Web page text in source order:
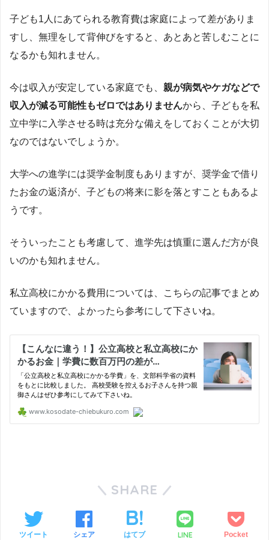
子ども1人にあてられる教育費は家庭によって差がありま
すし、無理をして背伸びをすると、あとあと苦しむことに
なるかも知れません。
今は収入が安定している家庭でも、 親が病気やケガなどで
収入が減る可能性もゼロではありませんから、子どもを私
立中学に入学させる時は充分な備えをしておくことが大切
なのではないでしょうか。
大学への進学には奨学金制度もありますが、奨学金で借り
たお金の返済が、子どもの将来に影を落とすこともあるよ
うです。
そういったことも考慮して、進学先は慎重に選んだ方が良
いのかも知れません。
私立高校にかかる費用については、こちらの記事でまとめ
ていますので、よかったら参考にして下さいね。
SHARE
ツイート シェア はてブ LINE Pocket